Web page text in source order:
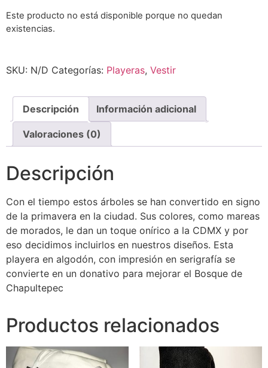
Este producto no está disponible porque no quedan
existencias.
SKU: N/D Categorías: Playeras, Vestir
Descripción Información adicional
Valoraciones (0)
Descripción
Con el tiempo estos árboles se han convertido en signo
de la primavera en la ciudad. Sus colores, como mareas
de morados, le dan un toque onírico a la CDMX y por
eso decidimos incluirlos en nuestros diseños. Esta
playera en algodón, con impresión en serigrafía se
convierte en un donativo para mejorar el Bosque de
Chapultepec
Productos relacionados